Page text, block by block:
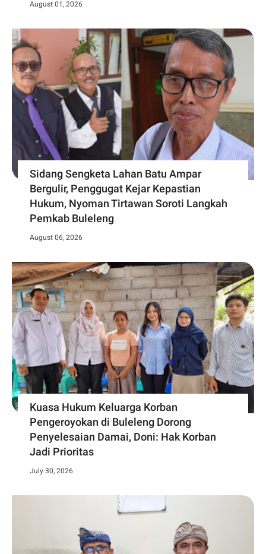
August 01, 2026
Sidang Sengketa Lahan Batu Ampar
Bergulir, Penggugat Kejar Kepastian
Hukum, Nyoman Tirtawan Soroti Langkah
Pemkab Buleleng
August 06, 2026
Kuasa Hukum Keluarga Korban
Pengeroyokan di Buleleng Dorong
Penyelesaian Damai, Doni: Hak Korban
Jadi Prioritas
July 30, 2026